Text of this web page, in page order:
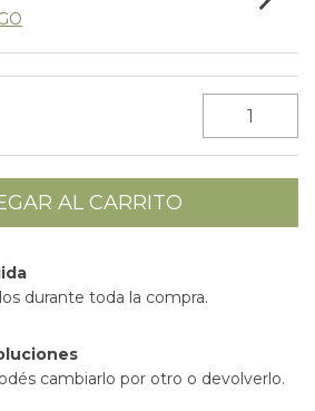
durante toda la compra.
cambiarlo por otro o devolverlo.